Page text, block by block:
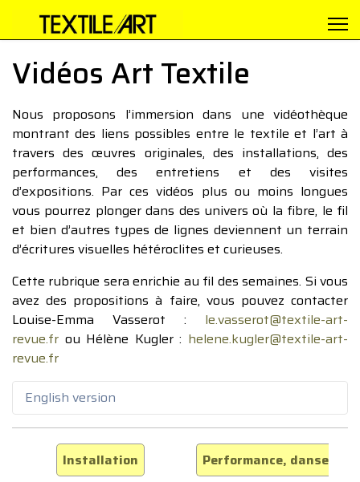
Vidéos Art Textile
Nous proposons l’immersion dans une vidéothèque
montrant des liens possibles entre le textile et l’art à
travers des œuvres originales, des installations, des
performances, des entretiens et des visites
d’expositions. Par ces vidéos plus ou moins longues
vous pourrez plonger dans des univers où la fibre, le fil
et bien d’autres types de lignes deviennent un terrain
d’écritures visuelles hétéroclites et curieuses.
Cette rubrique sera enrichie au fil des semaines. Si vous
avez des propositions à faire, vous pouvez contacter
Louise-Emma Vasserot : le.vasserot@textile-art-
revue.fr ou Hélène Kugler : helene.kugler@textile-art-
revue.fr
English version
Installation
Performance, danse